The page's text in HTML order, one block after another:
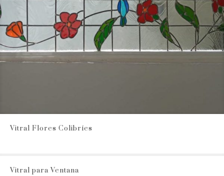
Vitral Flores Colibríes
Vitral para Ventana